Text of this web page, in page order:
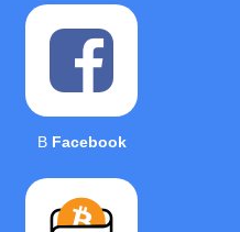
В Facebook